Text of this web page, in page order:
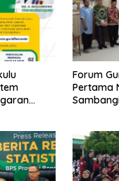
Forum
Pertama